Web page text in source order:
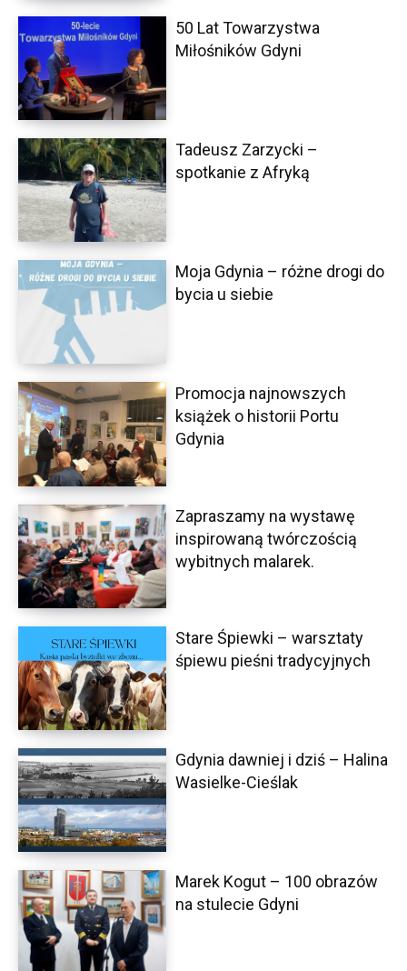
50 Lat Towarzystwa
Miłośników Gdyni
Tadeusz Zarzycki –
spotkanie z Afryką
Moja Gdynia – różne drogi do
bycia u siebie
Promocja najnowszych
książek o historii Portu
Gdynia
Zapraszamy na wystawę
inspirowaną twórczością
wybitnych malarek.
Stare Śpiewki – warsztaty
śpiewu pieśni tradycyjnych
Gdynia dawniej i dziś – Halina
Wasielke-Cieślak
Marek Kogut – 100 obrazów
na stulecie Gdyni